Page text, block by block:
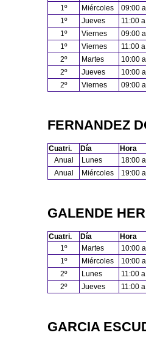
1º Miércoles
09:00
1º
Jueves
11:00
1º
Viernes
09:00
1º
Viernes
11:00
2º
Martes
10:00
2º
Jueves
10:00
2º
Viernes 09:00
FERNANDEZ
Cuatri. Día
Hora
Anual
Lunes
18:00
Anual
Miércoles 19:00
GALENDE
Cuatri. Día
Hora
1º
Martes
10:00
1º
Miércoles
10:00
2º
Lunes
11:00
2º
Jueves 11:00
GARCIA